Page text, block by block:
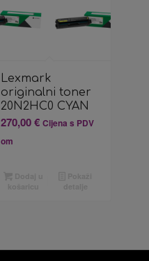
Lexmark
originalni toner
20N2HC0 CYAN
270,00€ Cijena s PDV
om